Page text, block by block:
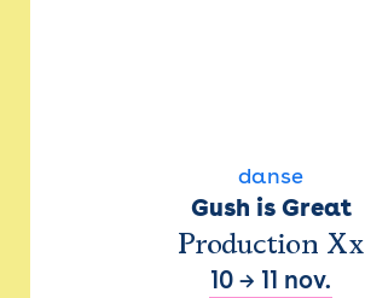
danse
Gush is Great
Production Xx
10 → 11 nov.